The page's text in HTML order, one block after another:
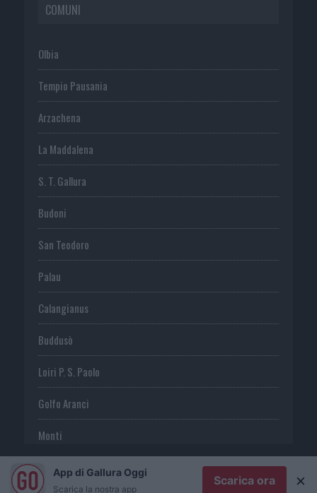
COMUNI
Olbia
Tempio Pausania
Arzachena
La Maddalena
S. T. Gallura
Budoni
San Teodoro
Palau
Calangianus
Buddusò
Loiri P. S. Paolo
Golfo Aranci
Monti
TeltiApp di Gallura Oggi
Scarica la nostra app
Scarica ora ×